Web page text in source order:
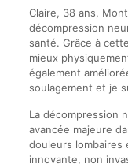
Claire, 38 ans,
décompression
santé. Grâce à
mieux
également
soulagement et je
La décompression
avancée majeure
douleurs lombaires
innovante, non